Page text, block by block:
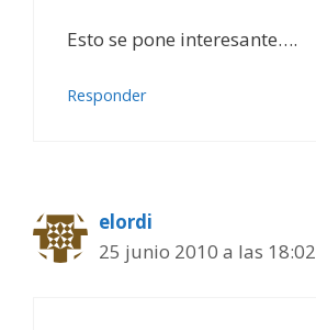
Esto se pone interesante….
Responder
elordi
25 junio 2010 a las 18:02